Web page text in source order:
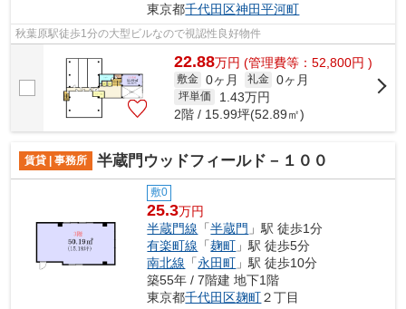
東京都千代田区神田平河町
秋葉原駅徒歩1分の大型ビルなので視認性良好物件
22.88万円 (管理費等：52,800円 )
敷金 0ヶ月 礼金 0ヶ月
坪単価 1.43万円
2階 / 15.99坪(52.89㎡)
賃貸 | 事務所 半蔵門ウッドフィールド－１００
敷0
25.3万円
半蔵門線 「半蔵門 」駅 徒歩1分
有楽町線 「麹町 」駅 徒歩5分
南北線 「永田町 」駅 徒歩10分
築55年 / 7階建 地下1階
東京都千代田区麹町２丁目